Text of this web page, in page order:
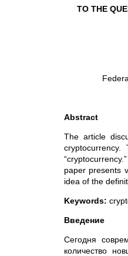
TO THE
Abstract
The article
paper presents
idea of the
Keywords:
Введение
Сегодня
количество